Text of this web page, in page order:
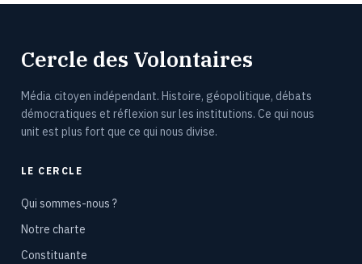
Cercle des Volontaires
Média citoyen indépendant. Histoire, géopolitique, débats
démocratiques et réflexion sur les institutions. Ce qui nous
unit est plus fort que ce qui nous divise.
LE CERCLE
Qui sommes-nous ?
Notre charte
Constituante